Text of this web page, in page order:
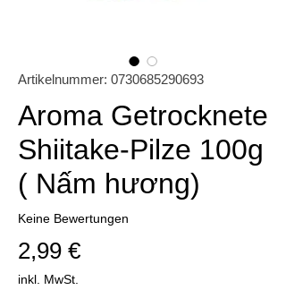
Artikelnummer: 0730685290693
Aroma Getrocknete
Shiitake-Pilze 100g
( Nấm hương)
Keine Bewertungen
2,99 €Preis
inkl. MwSt.